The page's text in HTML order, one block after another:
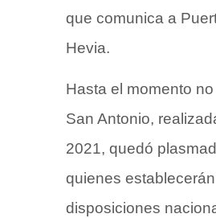
que comunica a
Hevia.
Hasta el momento
San Antonio,
2021, quedó
quienes
disposiciones